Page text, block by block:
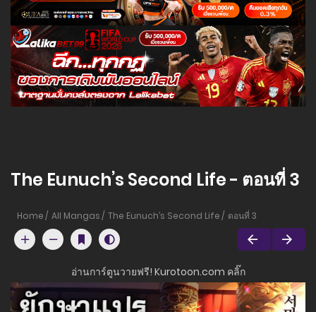
The Eunuch’s Second Life - ตอนที่ 3
Home All Mangas The Eunuch’s Second Life ตอนที่ 3
อ่านการ์ตูนวายฟรี! Kurotoon.com คลิ๊ก